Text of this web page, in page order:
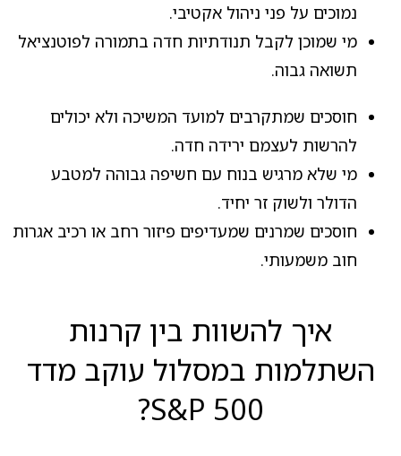
נמוכים על פני ניהול אקטיבי.
מי שמוכן לקבל תנודתיות חדה בתמורה לפוטנציאל
תשואה גבוה.
חוסכים שמתקרבים למועד המשיכה ולא יכולים
להרשות לעצמם ירידה חדה.
מי שלא מרגיש בנוח עם חשיפה גבוהה למטבע
הדולר ולשוק זר יחיד.
חוסכים שמרנים שמעדיפים פיזור רחב או רכיב אגרות
חוב משמעותי.
איך להשוות בין קרנות
השתלמות במסלול עוקב מדד
S&P 500?